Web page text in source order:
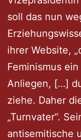
soll das nun
ihrer Website,
Feminismus
Anliegen, […]
ziehe. Daher
„Turnvater“.
antisemitische